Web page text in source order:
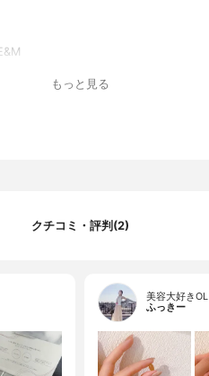
もっと見る
クチコミ・評判(2)
美容大好きOL
ふっきー